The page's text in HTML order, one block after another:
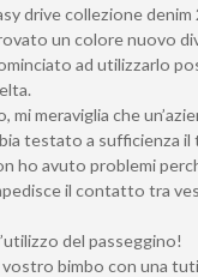
drive collezione denim
un colore nuovo
ad utilizzarlo
meraviglia che
testato a sufficienza
ho avuto problemi
il contatto tra
del passeggino!
bimbo con una